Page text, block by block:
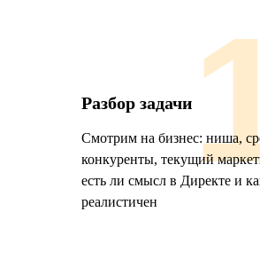
Разбор задачи
Смотрим на бизнес: ниша,
конкуренты, текущий
есть ли смысл в Директе и
реалистичен